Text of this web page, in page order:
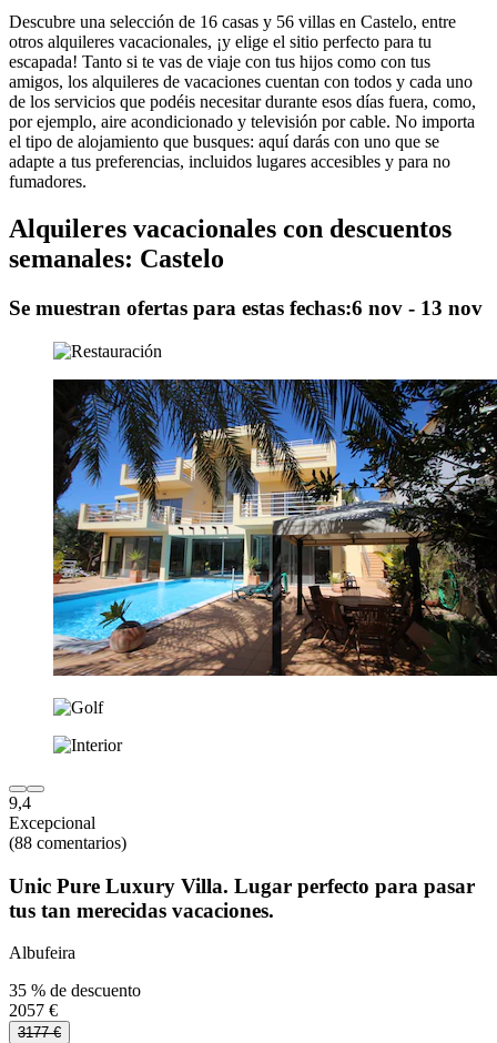
Descubre una selección de 16 casas y 56 villas en Castelo, entre
otros alquileres vacacionales, ¡y elige el sitio perfecto para tu
escapada! Tanto si te vas de viaje con tus hijos como con tus
amigos, los alquileres de vacaciones cuentan con todos y cada uno
de los servicios que podéis necesitar durante esos días fuera, como,
por ejemplo, aire acondicionado y televisión por cable. No importa
el tipo de alojamiento que busques: aquí darás con uno que se
adapte a tus preferencias, incluidos lugares accesibles y para no
fumadores.
Alquileres vacacionales con descuentos
semanales: Castelo
Se muestran ofertas para estas fechas:6 nov - 13 nov
9,4
Excepcional
(88 comentarios)
Unic Pure Luxury Villa. Lugar perfecto para pasar
tus tan merecidas vacaciones.
Albufeira
35 % de descuento
2057 €
3177 €